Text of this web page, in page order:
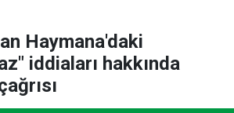
Haymana'daki
iddiaları hakkında